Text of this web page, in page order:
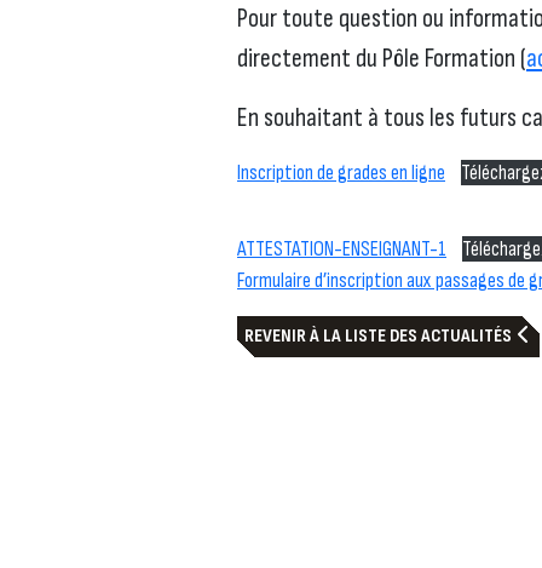
Pour toute question ou
directement du Pôle Formation (
En souhaitant à tous les futurs
Inscription de grades en ligne
ATTESTATION-ENSEIGNANT-1
Formulaire d’inscription aux passages de
REVENIR À LA LISTE DES ACTUALITÉS